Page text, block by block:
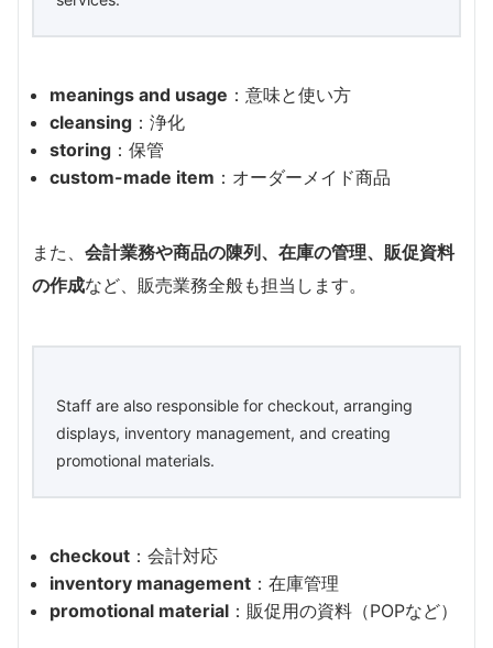
meanings and usage ：意味と使い方
cleansing ：浄化
storing ：保管
custom-made item ：オーダーメイド商品
また、 会計業務や商品の陳列、在庫の管理、販促資料
の作成など、販売業務全般も担当します。
Staff are also responsible for checkout, arranging
displays, inventory management, and creating
promotional materials.
checkout ：会計対応
inventory management ：在庫管理
promotional material ：販促用の資料（POPなど）